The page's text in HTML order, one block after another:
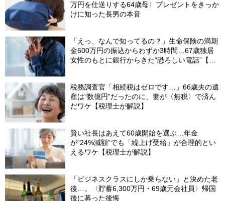
万円を仕送りする64歳母〉プレゼントをきっか
けに知った長男の本音
「えっ、なんで知ってるの？」生命保険の満期
金600万円の振込からわずか3時間…67歳独居
女性のもとに銀行からきた“恐ろしい電話”【FP
税務調査官「相続税はゼロです…」66歳夫の遺
産は“数億円”だったのに、妻が〈無税〉で済ん
だワケ【税理士が解説】
賢い社長はあえて60歳開始を選ぶ…年金
が“24%減額”でも「繰上げ受給」が合理的とい
えるワケ【税理士が解説】
「ビジネスクラスにしか乗らない」と決めた老
後…。〈貯蓄6,300万円・69歳元会社員〉帰国
後に募った後悔